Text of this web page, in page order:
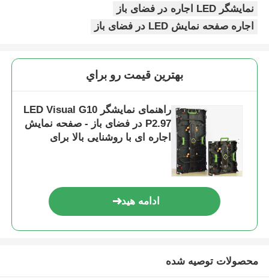
نمایشگر LED اجاره در فضای باز
اجاره صفحه نمایش LED در فضای باز
بهترين قيمت رو براي
راهنمای نمایشگر LED Visual G10
P2.97 در فضای باز - صفحه نمایش
اجاره ای با روشنایی بالا برای
ادامه هید
محصولات توصیه شده